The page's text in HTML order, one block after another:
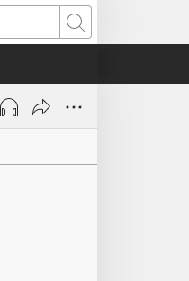
Suche